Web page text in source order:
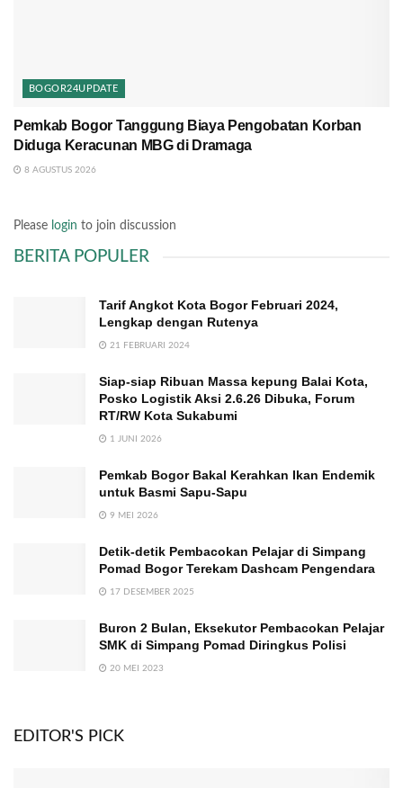
BOGOR24UPDATE
Pemkab Bogor Tanggung Biaya Pengobatan Korban
Diduga Keracunan MBG di Dramaga
8 AGUSTUS 2026
Please login to join discussion
BERITA POPULER
Tarif Angkot Kota Bogor Februari 2024,
Lengkap dengan Rutenya
21 FEBRUARI 2024
Siap-siap Ribuan Massa kepung Balai Kota,
Posko Logistik Aksi 2.6.26 Dibuka, Forum
RT/RW Kota Sukabumi
1 JUNI 2026
Pemkab Bogor Bakal Kerahkan Ikan Endemik
untuk Basmi Sapu-Sapu
9 MEI 2026
Detik-detik Pembacokan Pelajar di Simpang
Pomad Bogor Terekam Dashcam Pengendara
17 DESEMBER 2025
Buron 2 Bulan, Eksekutor Pembacokan Pelajar
SMK di Simpang Pomad Diringkus Polisi
20 MEI 2023
EDITOR'S PICK